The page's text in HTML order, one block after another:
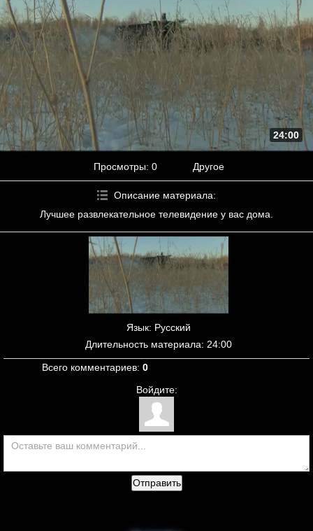
24:00
Просмотры: 0 Другое
Описание материала:
Лучшее развлекательное телевидение у вас дома.
Язык: Русский
Длительность материала: 24:00
Всего комментариев: 0
Войдите:
Отправить